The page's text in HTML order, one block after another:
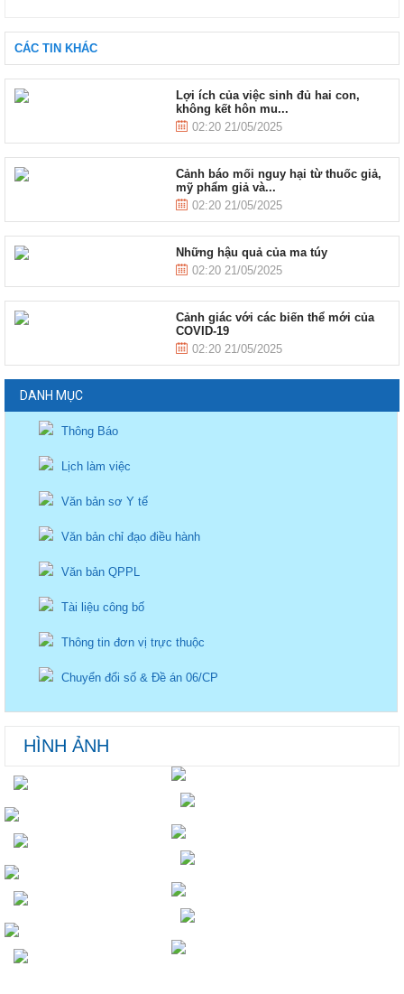
CÁC TIN KHÁC
Lợi ích của việc sinh đủ hai con,
không kết hôn mu...
02:20 21/05/2025
Cảnh báo mối nguy hại từ thuốc giả,
mỹ phẩm giả và...
02:20 21/05/2025
Những hậu quả của ma túy
02:20 21/05/2025
Cảnh giác với các biến thể mới của
COVID-19
02:20 21/05/2025
DANH MỤC
Thông Báo
Lịch làm việc
Văn bản sơ Y tế
Văn bản chỉ đạo điều hành
Văn bản QPPL
Tài liệu công bố
Thông tin đơn vị trực thuộc
Chuyển đổi số & Đề án 06/CP
HÌNH ẢNH